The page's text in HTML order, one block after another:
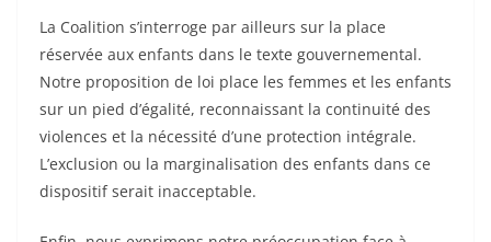
La Coalition s’interroge par ailleurs sur la place
réservée aux enfants dans le texte gouvernemental.
Notre proposition de loi place les femmes et les enfants
sur un pied d’égalité, reconnaissant la continuité des
violences et la nécessité d’une protection intégrale.
L’exclusion ou la marginalisation des enfants dans ce
dispositif serait inacceptable.